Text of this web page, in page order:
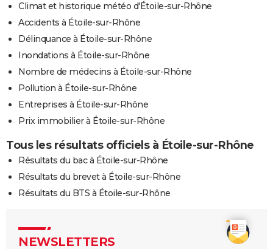
Climat et historique météo d'Étoile-sur-Rhône
Accidents à Étoile-sur-Rhône
Délinquance à Étoile-sur-Rhône
Inondations à Étoile-sur-Rhône
Nombre de médecins à Étoile-sur-Rhône
Pollution à Étoile-sur-Rhône
Entreprises à Étoile-sur-Rhône
Prix immobilier à Étoile-sur-Rhône
Tous les résultats officiels à Étoile-sur-Rhône
Résultats du bac à Étoile-sur-Rhône
Résultats du brevet à Étoile-sur-Rhône
Résultats du BTS à Étoile-sur-Rhône
NEWSLETTERS